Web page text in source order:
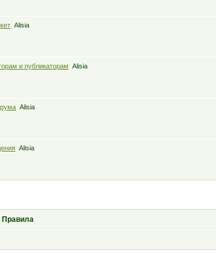
Alisia
и публикаторам
Alisia
Alisia
Alisia
Правила